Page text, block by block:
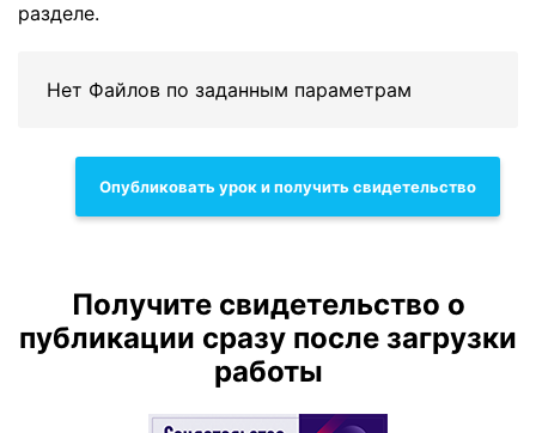
разделе.
Нет Файлов по заданным параметрам
Опубликовать урок и получить свидетельство
Получите свидетельство о
публикации сразу после загрузки
работы